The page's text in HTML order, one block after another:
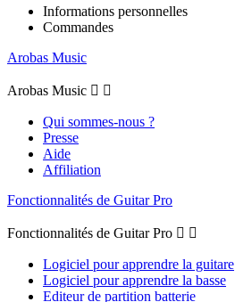
Informations personnelles
Commandes
Arobas Music
Arobas Music  
Qui sommes-nous ?
Presse
Aide
Affiliation
Fonctionnalités de Guitar Pro
Fonctionnalités de Guitar Pro  
Logiciel pour apprendre la guitare
Logiciel pour apprendre la basse
Editeur de partition batterie